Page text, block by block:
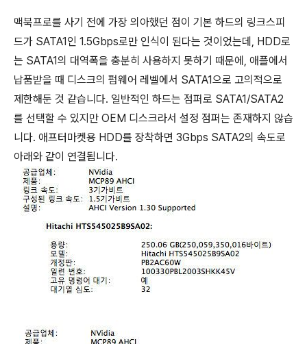
맥북프로를 사기 전에 가장 의아했던 점이 기본 하드의 링크스피
드가 SATA1인 1.5Gbps로만 인식이 된다는 것이었는데, HDD로
는 SATA1의 대역폭을 충분히 사용하지 못하기 때문에, 애플에서
납품받을 때 디스크의 펌웨어 레벨에서 SATA1으로 고의적으로
제한해둔 것 같습니다. 일반적인 하드는 점퍼로 SATA1/SATA2
를 선택할 수 있지만 OEM 디스크라서 설정 점퍼는 존재하지 않습
니다. 애프터마켓용 HDD를 장착하면 3Gbps SATA2의 속도로
아래와 같이 연결됩니다.